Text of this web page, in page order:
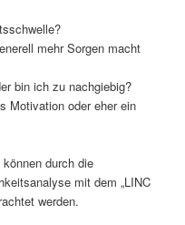
mehr Sorgen macht
bin ich zu nachgiebig?
Motivation oder eher ein
durch die
mit dem „LINC
werden.